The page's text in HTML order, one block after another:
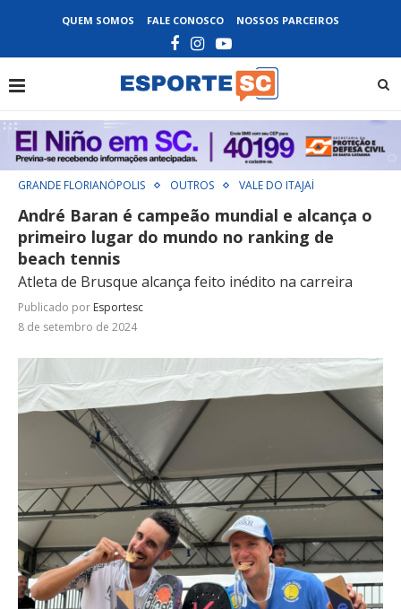
QUEM SOMOS FALE CONOSCO NOSSOS PARCEIROS
GRANDE FLORIANÓPOLIS OUTROS VALE DO ITAJAÍ
André Baran é campeão mundial e alcança o
primeiro lugar do mundo no ranking de
beach tennis
Atleta de Brusque alcança feito inédito na carreira
Publicado por Esportesc
8 de setembro de 2024